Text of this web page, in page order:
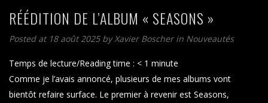
RÉÉDITION DE L’ALBUM « SEASONS »
Posted at 18 août 2025 byXavier Boscher in Nouveautés
Temps de lecture/Reading time : < 1 minute
Comme je l’avais annoncé, plusieurs de mes albums vont
bientôt refaire surface. Le premier à revenir est Seasons,